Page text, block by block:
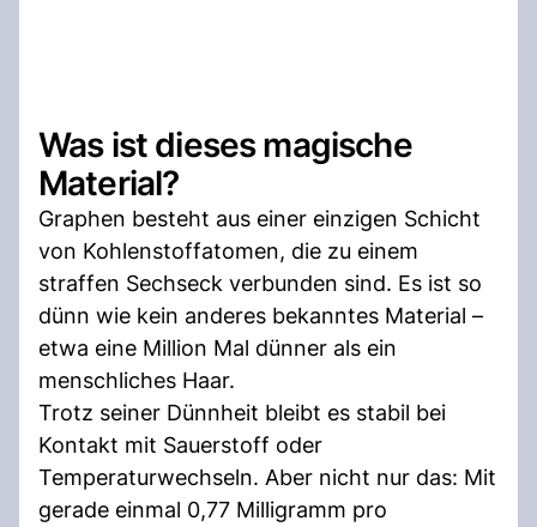
Was ist dieses magische
Material?
Graphen besteht aus einer einzigen Schicht
von Kohlenstoffatomen, die zu einem
straffen Sechseck verbunden sind. Es ist so
dünn wie kein anderes bekanntes Material –
etwa eine Million Mal dünner als ein
menschliches Haar.
Trotz seiner Dünnheit bleibt es stabil bei
Kontakt mit Sauerstoff oder
Temperaturwechseln. Aber nicht nur das: Mit
gerade einmal 0,77 Milligramm pro